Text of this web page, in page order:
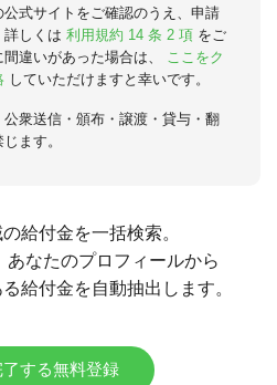
式サイトをご確認のうえ、申請
詳しくは 利用規約 14 条 2 項 をご
違いがあった場合は、
ここをク
していただけますと幸いです。
衆送信・頒布・譲渡・貸与・翻
ます。
給付金を一括検索。
なたのプロフィールから
給付金を自動抽出します。
了する無料登録